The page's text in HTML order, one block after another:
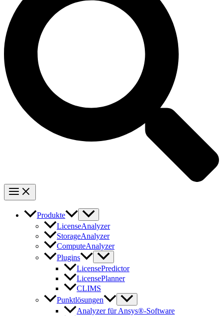
Produkte
LicenseAnalyzer
StorageAnalyzer
ComputeAnalyzer
Plugins
LicensePredictor
LicensePlanner
CLIMS
Punktlösungen
Analyzer für Ansys®-Software